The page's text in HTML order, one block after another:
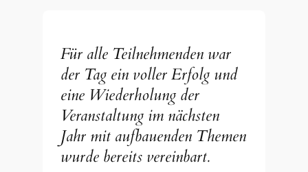
Für alle Teilnehmenden war
der Tag ein voller Erfolg und
eine Wiederholung der
Veranstaltung im nächsten
Jahr mit aufbauenden Themen
wurde bereits vereinbart.